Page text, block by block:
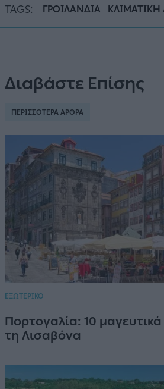
TAGS: ΓΡΟΙΛΑΝΔΙΑ ΚΛΙΜΑΤΙΚΗ
Διαβάστε Επίσης
ΠΕΡΙΣΣΟΤΕΡΑ ΑΡΘΡΑ
ΕΞΩΤΕΡΙΚΟ
Πορτογαλία: 10
τη Λισαβόνα